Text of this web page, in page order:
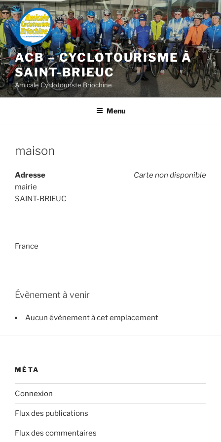
Aller
au
contenu
principal
ACB – CYCLOTOURISME À
SAINT-BRIEUC
Amicale Cyclotouriste Briochine
Menu
maison
Carte non disponible
Adresse
mairie
SAINT-BRIEUC
France
Évènement à venir
Aucun évènement à cet emplacement
MÉTA
Connexion
Flux des publications
Flux des commentaires